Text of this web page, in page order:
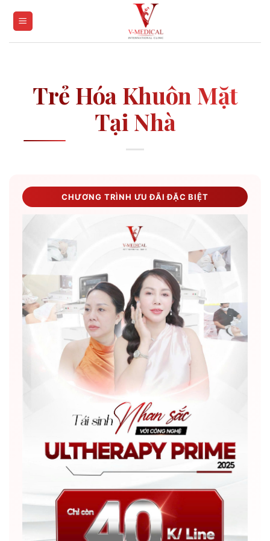
Trẻ Hóa Khuôn Mặt
Tại Nhà
CHƯƠNG TRÌNH ƯU ĐÃI ĐẶC BIỆT